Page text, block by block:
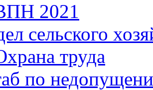
2021
сельского
труда
по